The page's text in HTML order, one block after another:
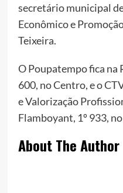
secretário municipal
Econômico e
Teixeira.
O Poupatempo fica na
600, no Centro, e o
e Valorização
Flamboyant, 1º 933,
About The Author